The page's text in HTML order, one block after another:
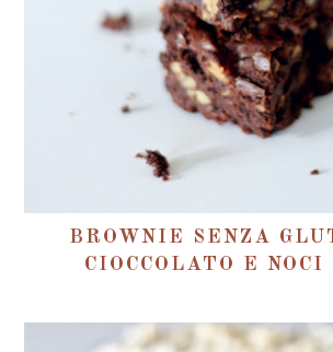
BROWNIE SENZA
CIOCCOLATO E NOCI